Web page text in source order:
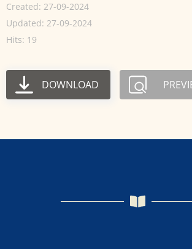
Created: 27-09-2024
Updated: 27-09-2024
Hits: 19
DOWNLOAD